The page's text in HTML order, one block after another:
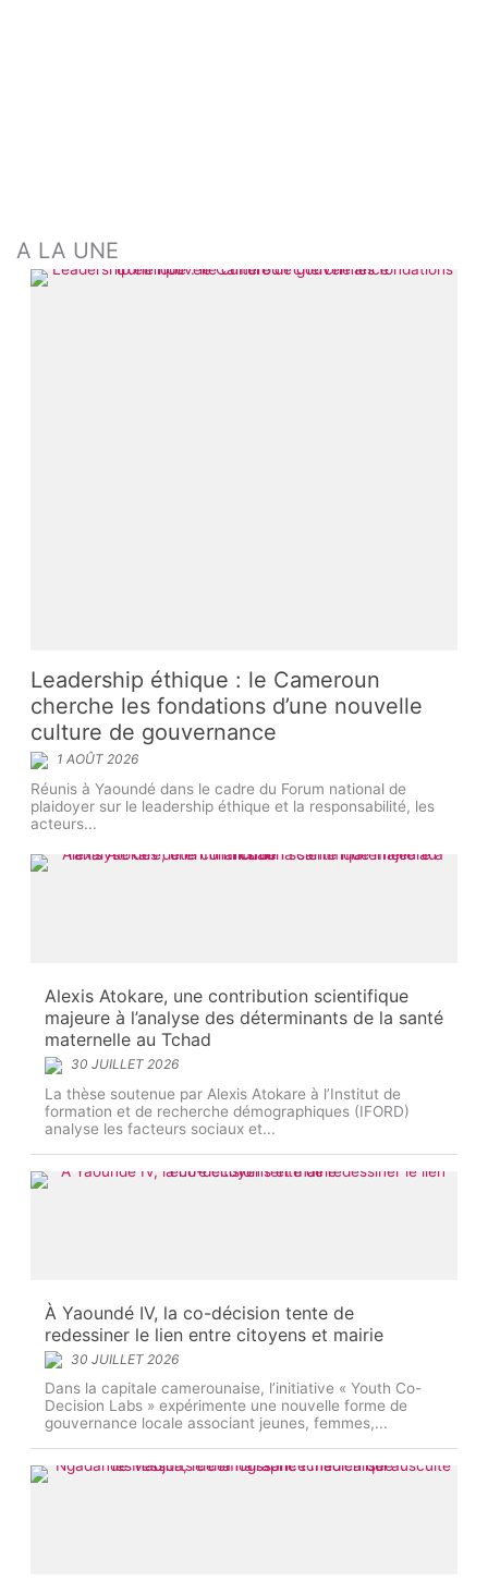
A LA UNE
Leadership éthique : le Cameroun
cherche les fondations d’une nouvelle
culture de gouvernance
1 AOÛT 2026
Réunis à Yaoundé dans le cadre du Forum national de
plaidoyer sur le leadership éthique et la responsabilité, les
acteurs...
Alexis Atokare, une contribution scientifique
majeure à l’analyse des déterminants de la santé
maternelle au Tchad
30 JUILLET 2026
La thèse soutenue par Alexis Atokare à l’Institut de
formation et de recherche démographiques (IFORD)
analyse les facteurs sociaux et...
À Yaoundé IV, la co-décision tente de
redessiner le lien entre citoyens et mairie
30 JUILLET 2026
Dans la capitale camerounaise, l’initiative « Youth Co-
Decision Labs » expérimente une nouvelle forme de
gouvernance locale associant jeunes, femmes,...